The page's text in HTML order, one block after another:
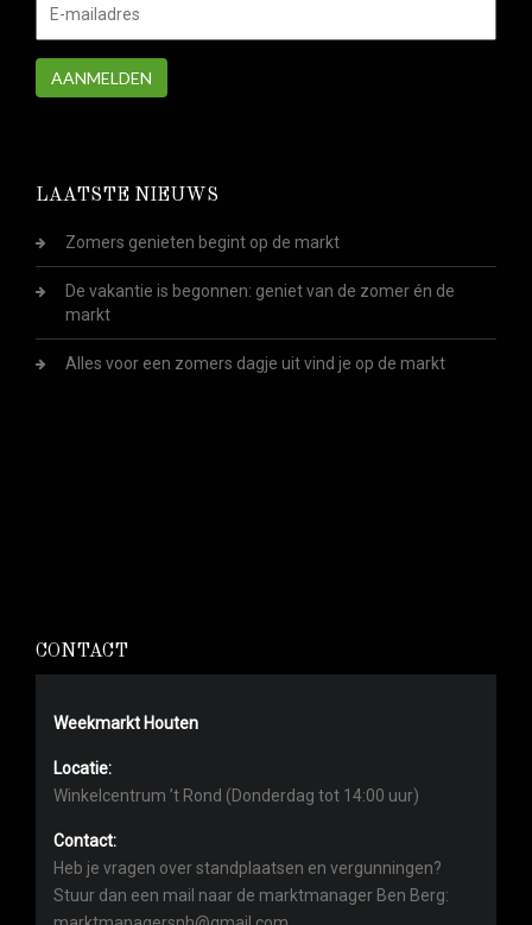
AANMELDEN
LAATSTE NIEUWS
Zomers genieten begint op de markt
De vakantie is begonnen: geniet van de zomer én de
markt
Alles voor een zomers dagje uit vind je op de markt
CONTACT
Weekmarkt Houten
Locatie:
Winkelcentrum ’t Rond (Donderdag tot 14:00 uur)
Contact:
Heb je vragen over standplaatsen en vergunningen?
Stuur dan een mail naar de marktmanager Ben Berg: